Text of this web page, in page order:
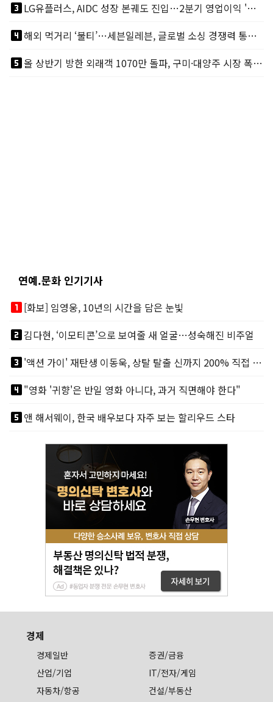
looks_3
LG유플러스, AIDC 성장 본궤도 진입…2분기 영업이익 '역대 최대'
looks_4
해외 먹거리 ‘불티’…세븐일레븐, 글로벌 소싱 경쟁력 통했다
looks_5
올 상반기 방한 외래객 1070만 돌파, 구미·대양주 시장 폭발적 성장
연예.문화 인기기사
looks_one[화보] 임영웅, 10년의 시간을 담은 눈빛
looks_two김다현, ‘이모티콘’으로 보여줄 새 얼굴…성숙해진 비주얼
looks_3
'액션 가이' 재탄생 이동욱, 상탈 탈출 신까지 200% 직접 소화
looks_4"영화 '귀향'은 반일 영화 아니다, 과거 직면해야 한다"
looks_5앤 해서웨이, 한국 배우보다 자주 보는 할리우드 스타
경제
경제일반
증권/금융
산업/기업
IT/전자/게임
자동차/항공
건설/부동산